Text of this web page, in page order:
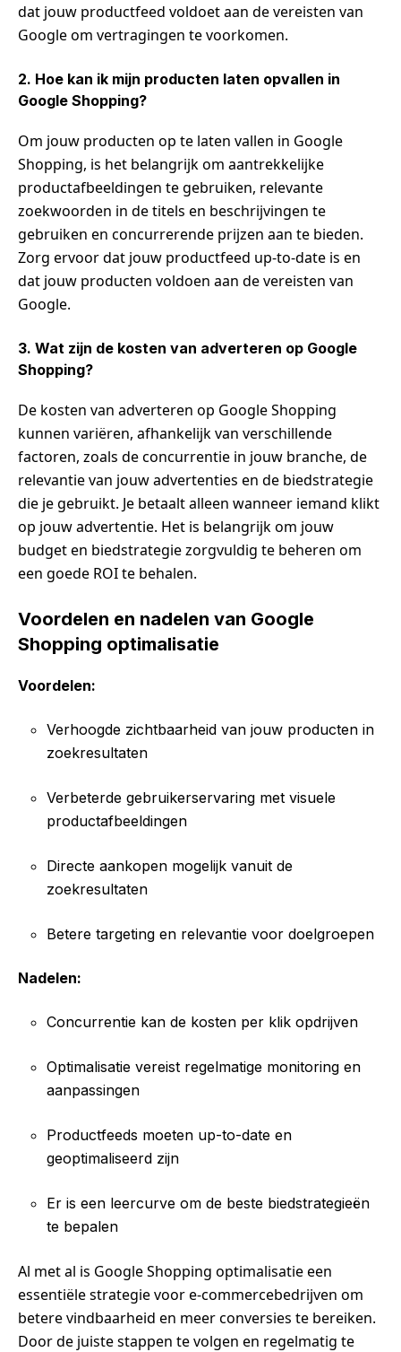
dat jouw productfeed voldoet aan de vereisten van
Google om vertragingen te voorkomen.
2. Hoe kan ik mijn producten laten opvallen in
Google Shopping?
Om jouw producten op te laten vallen in Google
Shopping, is het belangrijk om aantrekkelijke
productafbeeldingen te gebruiken, relevante
zoekwoorden in de titels en beschrijvingen te
gebruiken en concurrerende prijzen aan te bieden.
Zorg ervoor dat jouw productfeed up-to-date is en
dat jouw producten voldoen aan de vereisten van
Google.
3. Wat zijn de kosten van adverteren op Google
Shopping?
De kosten van adverteren op Google Shopping
kunnen variëren, afhankelijk van verschillende
factoren, zoals de concurrentie in jouw branche, de
relevantie van jouw advertenties en de biedstrategie
die je gebruikt. Je betaalt alleen wanneer iemand klikt
op jouw advertentie. Het is belangrijk om jouw
budget en biedstrategie zorgvuldig te beheren om
een goede ROI te behalen.
Voordelen en nadelen van Google
Shopping optimalisatie
Voordelen:
Verhoogde zichtbaarheid van jouw producten in
zoekresultaten
Verbeterde gebruikerservaring met visuele
productafbeeldingen
Directe aankopen mogelijk vanuit de
zoekresultaten
Betere targeting en relevantie voor doelgroepen
Nadelen:
Concurrentie kan de kosten per klik opdrijven
Optimalisatie vereist regelmatige monitoring en
aanpassingen
Productfeeds moeten up-to-date en
geoptimaliseerd zijn
Er is een leercurve om de beste biedstrategieën
te bepalen
Al met al is Google Shopping optimalisatie een
essentiële strategie voor e-commercebedrijven om
betere vindbaarheid en meer conversies te bereiken.
Door de juiste stappen te volgen en regelmatig te